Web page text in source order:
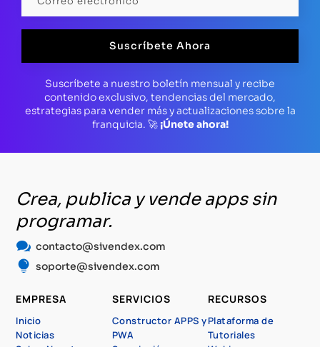
Suscríbete Ahora
Suscríbete a nuestro boletín mensual y recibe
contenido exclusivo, tendencias del mercado,
estrategias para vender más y actualizaciones sobre la
franquicia. 🚀 ¡Únete ahora!
Crea, publica y vende apps sin
programar.
 contacto@sivendex.com
 soporte@sivendex.com
EMPRESA
Inicio
Noticias
SERVICIOS
Constructor APPS y
PWA
RECURSOS
Plataforma de
Tutoriales